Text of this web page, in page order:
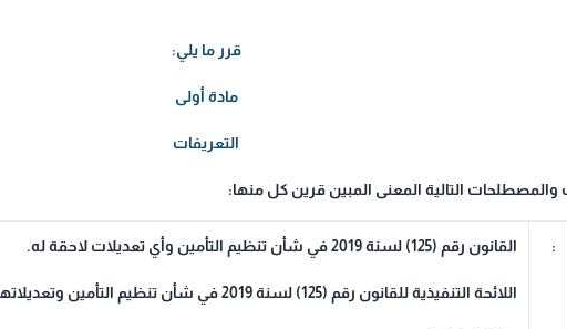
قرر ما يلي:
مادة أولى
التعريفات
والمصطلحات التالية المعنى المبين قرين كل منها:
: القانون رقم (125) لسنة 2019 في شأن تنظيم التأمين وأي تعديلات لاحقة له.
اللائحة التنفيذية للقانون رقم (125) لسنة 2019 في شأن تنظيم التأمين وتعديلاتها.